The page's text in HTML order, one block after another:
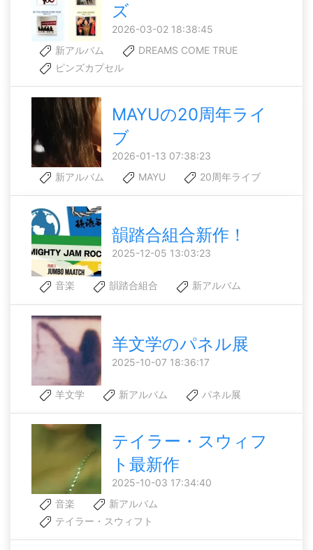
ズ
2026-03-02 18:38:45
新アルバム
DREAMS COME TRUE
ピンズカプセル
MAYUの20周年ライ
ブ
2026-01-13 07:38:23
新アルバム
MAYU 20周年ライブ
韻踏合組合新作！
2025-12-05 13:03:23
音楽 韻踏合組合 新アルバム
羊文学のパネル展
2025-10-07 18:36:17
羊文学 新アルバム パネル展
テイラー・スウィフ
ト最新作
2025-10-03 17:34:40
音楽
新アルバム
テイラー・スウィフト